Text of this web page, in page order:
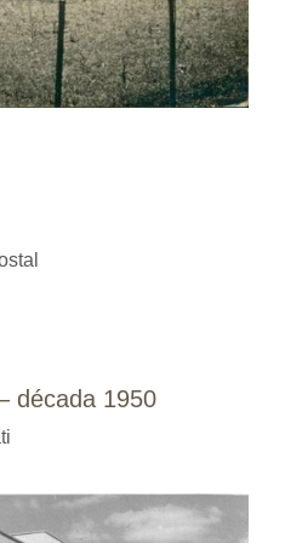
década 1950